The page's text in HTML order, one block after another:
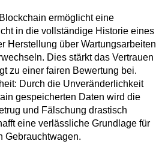
ermöglicht eine
in die vollständige Historie eines
Herstellung über Wartungsarbeiten
Dies stärkt das Vertrauen
zu einer fairen Bewertung bei.
Durch die Unveränderlichkeit
gespeicherten Daten wird die
und Fälschung drastisch
eine verlässliche Grundlage für
Gebrauchtwagen.